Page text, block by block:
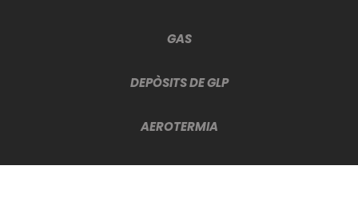
GAS
DEPÒSITS DE GLP
AEROTERMIA